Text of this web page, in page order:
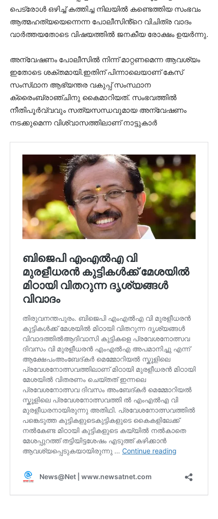
പെട്രോൾ ഒഴിച്ച് കത്തിച്ച നിലയിൽ കണ്ടെത്തിയ സംഭവം
ആത്മഹത്യയെന്നെന്ന പോലീസിൻ്റെ വിചിത്ര വാദം
വാർത്തയതോടെ വിഷയത്തിൽ ജനകീയ രോക്ഷം ഉയർന്നു.
അന്വേഷണം പോലീസിൽ നിന്ന് മാറ്റണമെന്ന ആവശ്യം
ഇതോടെ ശക്തമായി.ഇതിന് പിന്നാലെയാണ് കേസ്
സംസ്‌ഥാന ആഭ്യന്തര വകുപ്പ് സംസ്ഥാന
ക്രൈംബ്രാഞ്ചിനു കൈമാറിയത്. സംഭവത്തിൽ
നീതിപൂർവ്വവും സത്യസന്ധവുമായ അന്വേഷണം
നടക്കുമെന്ന വിശ്വാസത്തിലാണ് നാട്ടുകാർ